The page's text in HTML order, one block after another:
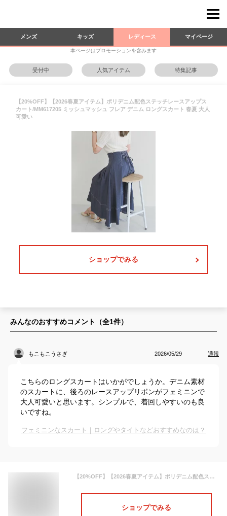
メンズ キッズ レディース マイページ
本ページはプロモーションを含みます
受付中 人気アイテム 特集記事
【20%OFF】【2026春夏アイテム】ポリデニム配色ステッチレースアップス
カート/MM617205 ミッシュマッシュ フレア デニム ロングスカート 春夏 大人
可愛い
ショップでみる
みんなのおすすめコメント（全1件）
もこもこうさぎ 2026/05/29 通報
こちらのロングスカートはいかがでしょうか。デニム素材
のスカートに、後ろのレースアップリボンがフェミニンで
大人可愛いと思います。シンプルで、着回しやすいのも良
いですね。
フェミニンなスカート｜ロングやタイトなどおすすめなのは？
【20%OFF】【2026春夏アイテム】ポリデニム配色ステッチレースアップスカート/MM617205 ミッシュマッシュ フレア デニム ロングスカート 春夏 大人可愛い
ショップでみる